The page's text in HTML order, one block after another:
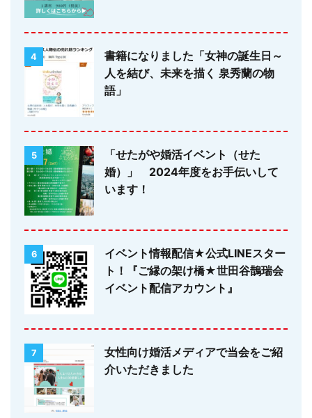
4
書籍になりました「女神の誕生日～
人を結び、未来を描く 泉秀蘭の物
語」
5
「せたがや婚活イベント（せた
婚）」 2024年度をお手伝いして
います！
6
イベント情報配信★公式LINEスター
ト！『ご縁の架け橋★世田谷鵲瑞会
イベント配信アカウント』
7
女性向け婚活メディアで当会をご紹
介いただきました